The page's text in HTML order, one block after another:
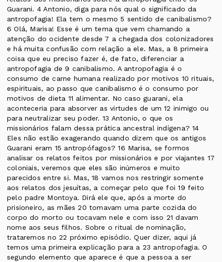
Guarani. 4 Antonio, diga para nós qual o significado da
antropofagia! Ela tem o mesmo 5 sentido de canibalismo?
6 Olá, Marisa! Esse é um tema que vem chamando a
atenção do ocidente desde 7 a chegada dos colonizadores
e há muita confusão com relação a ele. Mas, a 8 primeira
coisa que eu preciso fazer é, de fato, diferenciar a
antropofagia de 9 canibalismo. A antropofagia é o
consumo de carne humana realizado por motivos 10 rituais,
espirituais, ao passo que canibalismo é o consumo por
motivos de dieta 11 alimentar. No caso guarani, ela
aconteceria para absorver as virtudes de um 12 inimigo ou
para neutralizar seu poder. 13 Antonio, o que os
missionários falam dessa prática ancestral indígena? 14
Eles não estão exagerando quando dizem que os antigos
Guarani eram 15 antropófagos? 16 Marisa, se formos
analisar os relatos feitos por missionários e por viajantes 17
coloniais, veremos que eles são inúmeros e muito
parecidos entre si. Mas, 18 vamos nos restringir somente
aos relatos dos jesuítas, a começar pelo que foi 19 feito
pelo padre Montoya. Dirá ele que, após a morte do
prisioneiro, as mães 20 tomavam uma parte cozida do
corpo do morto ou tocavam nele e com isso 21 davam
nome aos seus filhos. Sobre o ritual de nominação,
trataremos no 22 próximo episódio. Quer dizer, aqui já
temos uma primeira explicação para a 23 antropofagia. O
segundo elemento que aparece é que a pessoa a ser